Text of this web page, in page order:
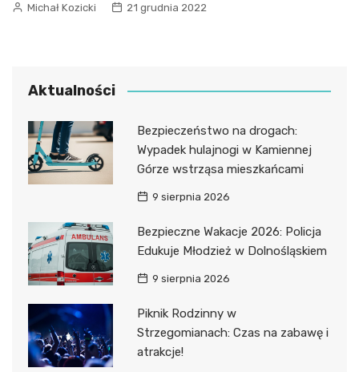
Michał Kozicki 21 grudnia 2022
Aktualności
Bezpieczeństwo na drogach:
Wypadek hulajnogi w Kamiennej
Górze wstrząsa mieszkańcami
9 sierpnia 2026
Bezpieczne Wakacje 2026: Policja
Edukuje Młodzież w Dolnośląskiem
9 sierpnia 2026
Piknik Rodzinny w
Strzegomianach: Czas na zabawę i
atrakcje!